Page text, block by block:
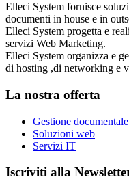
Elleci System fornisce
documenti in house e in
Elleci System progetta e
servizi Web Marketing.
Elleci System organizza e
di hosting ,di networking e
La nostra offerta
Gestione documentale
Soluzioni web
Servizi IT
Iscriviti alla